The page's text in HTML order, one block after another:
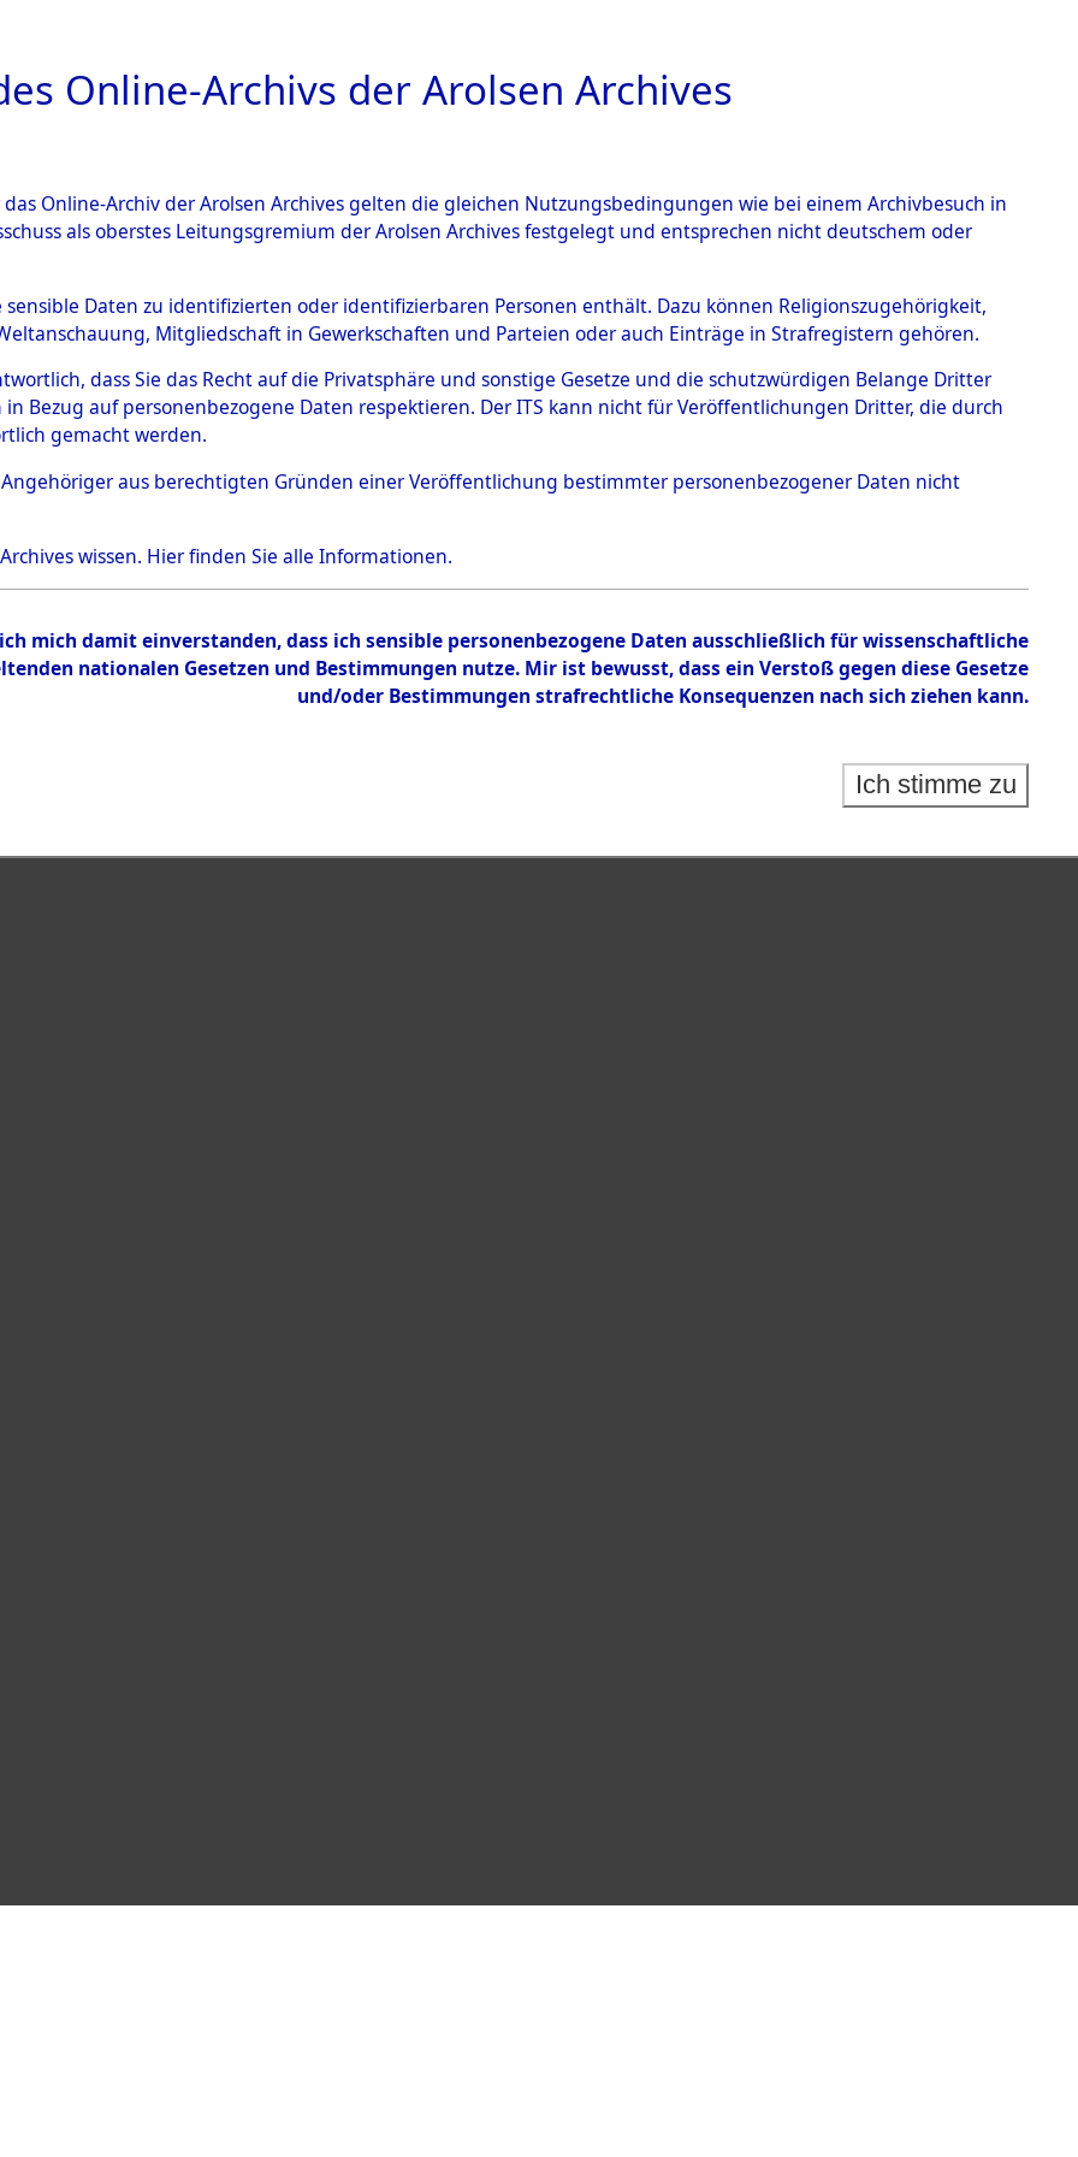
ARCHIVALE ÜBERSICHT BILD
0027 (108005031)
Person DOODS, E.
Bestand
Online-Archivs der Arolsen Archives
Online-Archiv der Arolsen Archives gelten die gleichen Nutzungsbedingungen wie bei einem Archivbesuch in
als oberstes Leitungsgremium der Arolsen Archives festgelegt und entsprechen nicht deutschem oder
sensible Daten zu identifizierten oder identifizierbaren Personen enthält. Dazu können Religionszugehörigkeit,
Mitgliedschaft in Gewerkschaften und Parteien oder auch Einträge in Strafregistern gehören.
dass Sie das Recht auf die Privatsphäre und sonstige Gesetze und die schutzwürdigen Belange Dritter
Bezug auf personenbezogene Daten respektieren. Der ITS kann nicht für Veröffentlichungen Dritter, die durch
gemacht werden.
Angehöriger aus berechtigten Gründen einer Veröffentlichung bestimmter personenbezogener Daten nicht
wissen. Hierfinden Sie alle Informationen.
mich damit einverstanden, dass ich sensible personenbezogene Daten ausschließlich für wissenschaftliche
nationalen Gesetzen und Bestimmungen nutze. Mir ist bewusst, dass ein Verstoß gegen diese Gesetze
und/oder Bestimmungen strafrechtliche Konsequenzen nach sich ziehen kann.
Ich stimme zu